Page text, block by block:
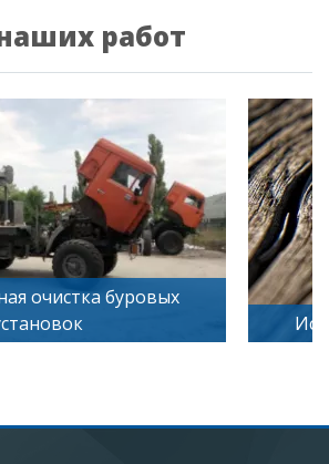
работ
очистка буровых